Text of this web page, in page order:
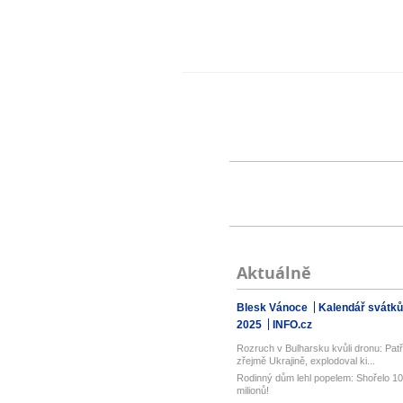
Aktuálně
Blesk Vánoce
Kalendář svátků
2025
INFO.cz
Rozruch v Bulharsku kvůli dronu:
zřejmě Ukrajině, explodoval ki...
Rodinný dům lehl popelem: Shořelo 10
milionů!